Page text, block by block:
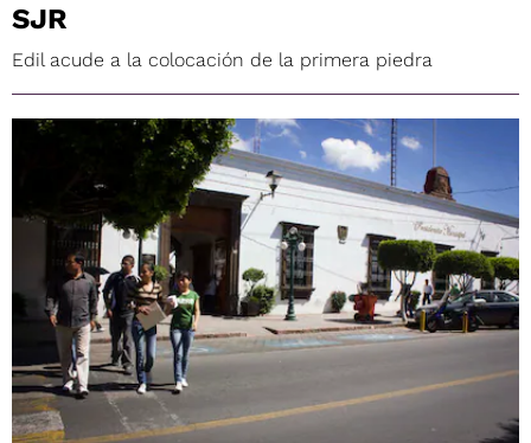
SJR
Edil acude a la colocación de la primera piedra